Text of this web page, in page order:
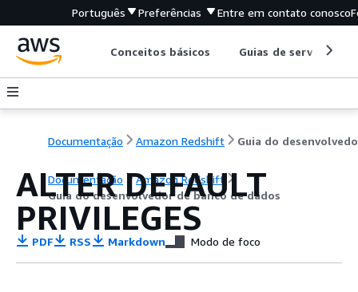
Português Preferências Entre em contato conosco
Conceitos básicos Guias de serviço
Documentação Amazon Redshift
Documentação
Amazon Redshift
Guia do desenvolvedor de banco de dados
ALTER DEFAULT
PRIVILEGES
PDF RSS Markdown Modo de foco